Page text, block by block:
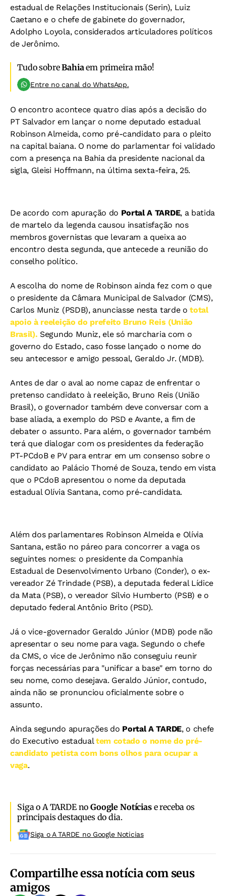
estadual de Relações Institucionais (Serin), Luiz
Caetano e o chefe de gabinete do governador,
Adolpho Loyola, considerados articuladores políticos
de Jerônimo.
Tudo sobreBahiaem primeira mão!
Entre no canal do WhatsApp.
O encontro acontece quatro dias após a decisão do
PT Salvador em lançar o nome deputado estadual
Robinson Almeida, como pré-candidato para o pleito
na capital baiana. O nome do parlamentar foi validado
com a presença na Bahia da presidente nacional da
sigla, Gleisi Hoffmann, na última sexta-feira, 25.
De acordo com apuração do Portal A TARDE, a batida
de martelo da legenda causou insatisfação nos
membros governistas que levaram a queixa ao
encontro desta segunda, que antecede a reunião do
conselho político.
A escolha do nome de Robinson ainda fez com o que
o presidente da Câmara Municipal de Salvador (CMS),
Carlos Muniz (PSDB), anunciasse nesta tarde ototal
apoio à reeleição do prefeito Bruno Reis (União
Brasil). Segundo Muniz, ele só marcharia com o
governo do Estado, caso fosse lançado o nome do
seu antecessor e amigo pessoal, Geraldo Jr. (MDB).
Antes de dar o aval ao nome capaz de enfrentar o
pretenso candidato à reeleição, Bruno Reis (União
Brasil), o governador também deve conversar com a
base aliada, a exemplo do PSD e Avante, a fim de
debater o assunto. Para além, o governador também
terá que dialogar com os presidentes da federação
PT-PCdoB e PV para entrar em um consenso sobre o
candidato ao Palácio Thomé de Souza, tendo em vista
que o PCdoB apresentou o nome da deputada
estadual Olívia Santana, como pré-candidata.
Além dos parlamentares Robinson Almeida e Olívia
Santana, estão no páreo para concorrer a vaga os
seguintes nomes: o presidente da Companhia
Estadual de Desenvolvimento Urbano (Conder), o ex-
vereador Zé Trindade (PSB), a deputada federal Lídice
da Mata (PSB), o vereador Sílvio Humberto (PSB) e o
deputado federal Antônio Brito (PSD).
Já o vice-governador Geraldo Júnior (MDB) pode não
apresentar o seu nome para vaga. Segundo o chefe
da CMS, o vice de Jerônimo não conseguiu reunir
forças necessárias para "unificar a base" em torno do
seu nome, como desejava. Geraldo Júnior, contudo,
ainda não se pronunciou oficialmente sobre o
assunto.
Ainda segundo apurações do Portal A TARDE, o chefe
do Executivo estadualtem cotado o nome do pré-
candidato petista com bons olhos para ocupar a
vaga.
Siga o A TARDE noGoogle Notíciase receba os
principais destaques do dia.
Siga o A TARDE no Google Noticias
Compartilhe essa notícia com seus
amigos